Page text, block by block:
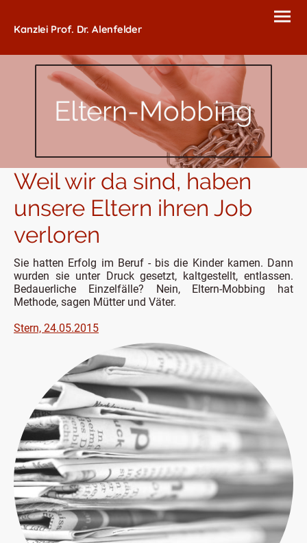
Kanzlei Prof. Dr. Alenfelder
Eltern-Mobbing
Weil wir da sind, haben
unsere Eltern ihren Job
verloren
Sie hatten Erfolg im Beruf - bis die Kinder kamen. Dann
wurden sie unter Druck gesetzt, kaltgestellt, entlassen.
Bedauerliche Einzelfälle? Nein, Eltern-Mobbing hat
Methode, sagen Mütter und Väter.
Stern, 24.05.2015